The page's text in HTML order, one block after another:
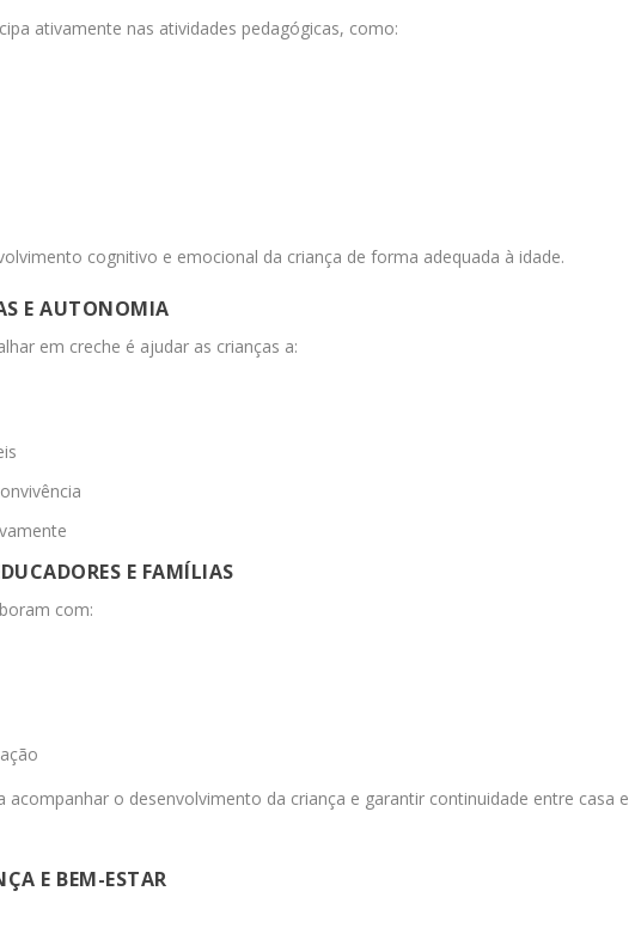
ativamente nas atividades pedagógicas, como:
cognitivo e emocional da criança de forma adequada à idade.
E AUTONOMIA
em creche é ajudar as crianças a:
E FAMÍLIAS
com:
acompanhar o desenvolvimento da criança e garantir continuidade entre casa e
E BEM-ESTAR